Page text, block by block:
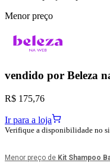
Menor preço
vendido por Beleza
R$ 175,76
Ir para a loja
Verifique a disponibilidade no
Menor preço de Kit Shampoo